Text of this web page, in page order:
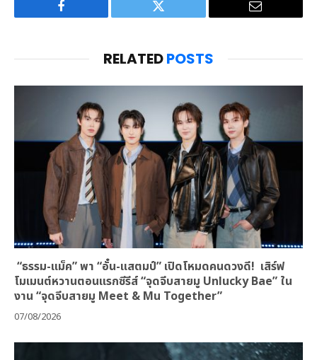
Facebook Twitter Email
RELATEDPOSTS
“ธรรม-แม็ค” พา “อั๋น-แสตมป์” เปิดโหมดคนดวงดี! เสิร์ฟ
โมเมนต์หวานตอนแรกซีรีส์ “จุดจีบสายมู Unlucky Bae” ใน
งาน “จุดจีบสายมู Meet & Mu Together”
07/08/2026